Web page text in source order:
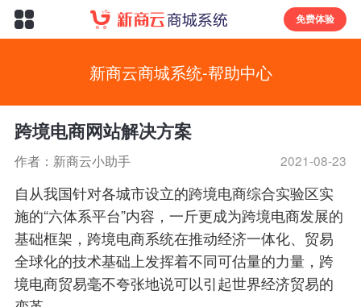
免费体验
新商云商城系统-帮助中心
跨境电商网站解决方案
作者：新商云小助手 2021-08-23
自从我国针对各城市设立的跨境电商综合实验区实
施的“六体系平台”内容，一斤更成为跨境电商发展的
基础框架，跨境电商系统在推动经济一体化、贸易
全球化的技术基础上发挥着不同可估量的力量，跨
境电商贸易毫不夸张地说可以引起世界经济贸易的